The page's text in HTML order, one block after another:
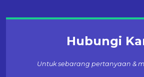
Hubungi
Untuk sebarang pertanyaan &